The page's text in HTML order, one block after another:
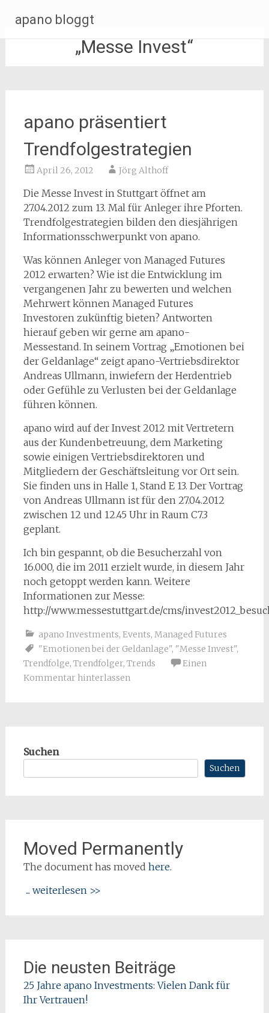
Inhalt
springen
apano bloggt
„Messe Invest“
apano präsentiert
Trendfolgestrategien
April 26, 2012 Jörg Althoff
Die Messe Invest in Stuttgart öffnet am
27.04.2012 zum 13. Mal für Anleger ihre Pforten.
Trendfolgestrategien bilden den diesjährigen
Informationsschwerpunkt von apano.
Was können Anleger von Managed Futures
2012 erwarten? Wie ist die Entwicklung im
vergangenen Jahr zu bewerten und welchen
Mehrwert können Managed Futures
Investoren zukünftig bieten? Antworten
hierauf geben wir gerne am apano-
Messestand. In seinem Vortrag „Emotionen bei
der Geldanlage“ zeigt apano-Vertriebsdirektor
Andreas Ullmann, inwiefern der Herdentrieb
oder Gefühle zu Verlusten bei der Geldanlage
führen können.
apano wird auf der Invest 2012 mit Vertretern
aus der Kundenbetreuung, dem Marketing
sowie einigen Vertriebsdirektoren und
Mitgliedern der Geschäftsleitung vor Ort sein.
Sie finden uns in Halle 1, Stand E 13. Der Vortrag
von Andreas Ullmann ist für den 27.04.2012
zwischen 12 und 12.45 Uhr in Raum C7.3
geplant.
Ich bin gespannt, ob die Besucherzahl von
16.000, die im 2011 erzielt wurde, in diesem Jahr
noch getoppt werden kann. Weitere
Informationen zur Messe:
http://www.messestuttgart.de/cms/
apano Investments, Events, Managed Futures
"Emotionen bei der Geldanlage", "Messe Invest",
Trendfolge, Trendfolger, Trends
Einen
Kommentar hinterlassen
Suchen
Suchen
Moved Permanently
The document has moved here.
... weiterlesen >>
Die neusten Beiträge
25 Jahre apano Investments: Vielen Dank für
Ihr Vertrauen!